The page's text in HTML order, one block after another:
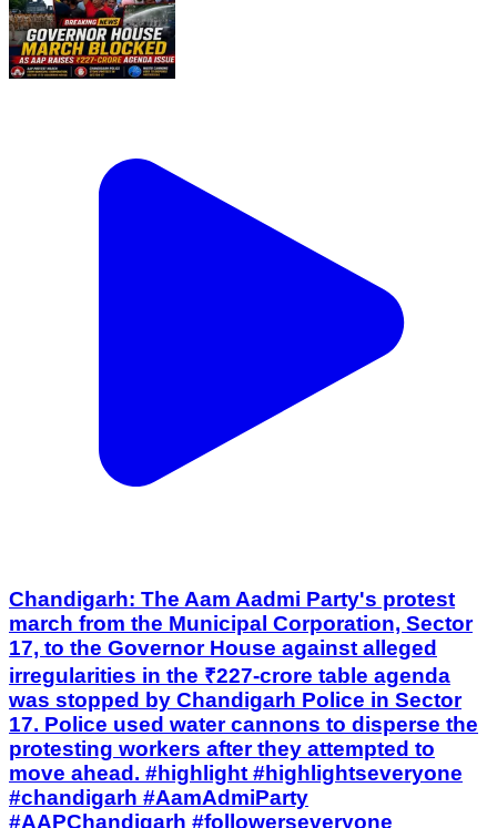
Chandigarh: The Aam Aadmi Party's protest
march from the Municipal Corporation, Sector
17, to the Governor House against alleged
irregularities in the ₹227-crore table agenda
was stopped by Chandigarh Police in Sector
17. Police used water cannons to disperse the
protesting workers after they attempted to
move ahead. #highlight #highlightseveryone
#chandigarh #AamAdmiParty
#AAPChandigarh #followerseveryone